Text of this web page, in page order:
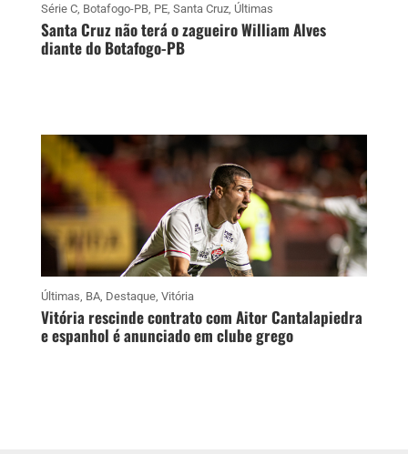
Série C, Botafogo-PB, PE, Santa Cruz, Últimas
Santa Cruz não terá o zagueiro William Alves
diante do Botafogo-PB
Últimas BA, Destaque, Vitória
Vitória rescinde contrato com Aitor Cantalapiedra
e espanhol é anunciado em clube grego